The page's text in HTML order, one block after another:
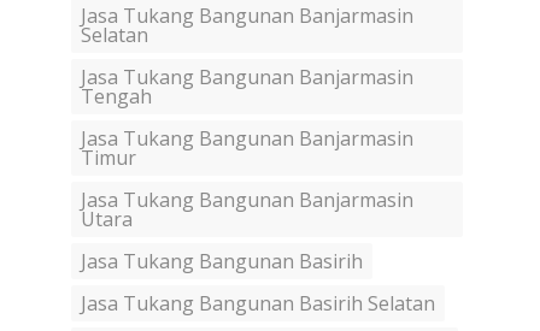
Jasa Tukang Bangunan Banjarmasin
Selatan
Jasa Tukang Bangunan Banjarmasin
Tengah
Jasa Tukang Bangunan Banjarmasin
Timur
Jasa Tukang Bangunan Banjarmasin
Utara
Jasa Tukang Bangunan Basirih
Jasa Tukang Bangunan Basirih Selatan